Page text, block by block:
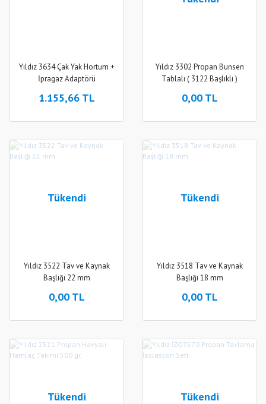
Yıldız 3634 Çak Yak Hortum +
İpragaz Adaptörü
1.155,66 TL
Yıldız 3302 Propan Bunsen
Tablalı ( 3122 Başlıklı )
0,00 TL
Tükendi
Yıldız 3522 Tav ve Kaynak
Başlığı 22 mm
0,00 TL
Tükendi
Yıldız 3518 Tav ve Kaynak
Başlığı 18 mm
0,00 TL
Tükendi Tükendi